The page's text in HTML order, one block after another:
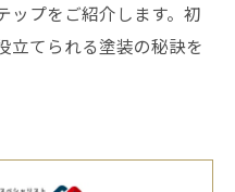
ップをご紹介します。初
立てられる塗装の秘訣を